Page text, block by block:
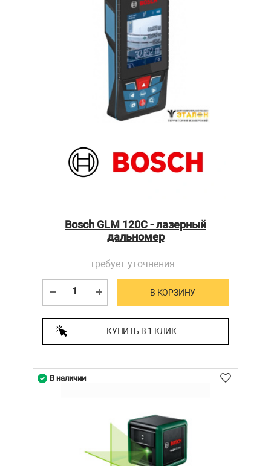
Bosch GLM 120С - лазерный
дальномер
требует уточнения
В КОРЗИНУ
КУПИТЬ В 1 КЛИК
В наличии